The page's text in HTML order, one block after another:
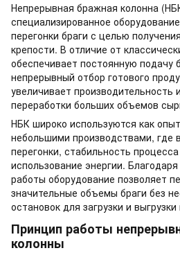
Непрерывная бражная колонна
специализированное
перегонки браги с целью
крепости. В отличие от
обеспечивает постоянную подачу
непрерывный отбор готового
увеличивает производительность
переработки больших объемов
НБК широко используются как
небольшими производствами, где
перегонки, стабильность
использование энергии.
работы оборудование позволяет
значительные объемы браги без
остановок для загрузки и выгрузки
Принцип работы
колонны